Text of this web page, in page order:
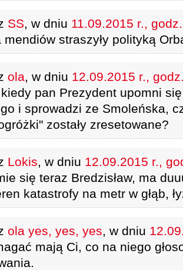
SS, w dniu 11.09.2015 r.,
mendiów straszyły polityką
ola, w dniu 12.09.2015 r.,
pan Prezydent upomni
i sprowadzi ze Smoleńska,
zostały zresetowane?
Lokis, w dniu 12.09.2015 r.,
się teraz Bredzisław, ma
katastrofy na metr w głąb,
ola yes, yes, yes, w dniu
mają Ci, co na niego